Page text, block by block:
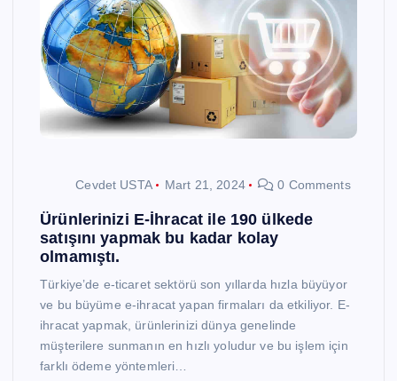
Cevdet USTA Mart 21, 2024 0 Comments
Ürünlerinizi E-İhracat ile 190 ülkede
satışını yapmak bu kadar kolay
olmamıştı.
Türkiye’de e-ticaret sektörü son yıllarda hızla büyüyor
ve bu büyüme e-ihracat yapan firmaları da etkiliyor. E-
ihracat yapmak, ürünlerinizi dünya genelinde
müşterilere sunmanın en hızlı yoludur ve bu işlem için
farklı ödeme yöntemleri…